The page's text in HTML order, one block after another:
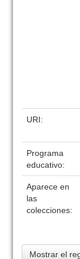
URI:
Programa
educativo:
Aparece en
las
colecciones:
Mostrar el